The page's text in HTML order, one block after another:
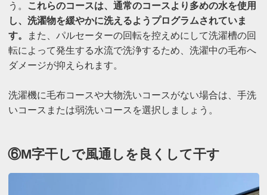
う。
これらのコースは、通常のコースより多めの水を使用
し、洗濯物を緩やかに洗えるようプログラムされていま
す。
また、パルセーターの回転を控えめにして洗濯槽の回
転によって発生する水流で洗浄するため、洗濯中の毛布へ
ダメージが抑えられます。
洗濯機に毛布コースや大物洗いコースがない場合は、手洗
いコースまたは弱洗いコースを選択しましょう。
⑥M字干しで風通しを良くして干す